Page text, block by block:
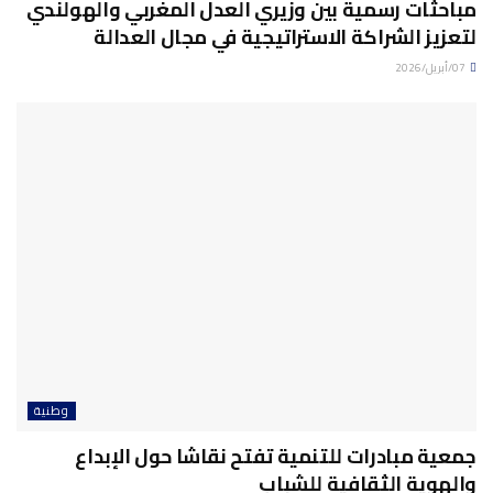
مباحثات رسمية بين وزيري العدل المغربي والهولندي
لتعزيز الشراكة الاستراتيجية في مجال العدالة
وطنية
جمعية مبادرات للتنمية تفتح نقاشا حول الإبداع
والهوية الثقافية للشباب